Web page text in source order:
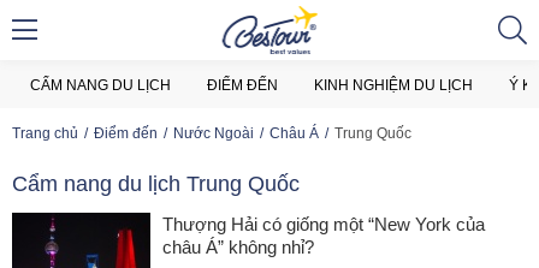
CẨM NANG DU LỊCH ĐIỂM ĐẾN KINH NGHIỆM DU LỊCH Ý
Trang chủ Điểm đến Nước Ngoài Châu Á Trung Quốc
Cẩm nang du lịch Trung Quốc
Thượng Hải có giống một “New York của
châu Á” không nhỉ?